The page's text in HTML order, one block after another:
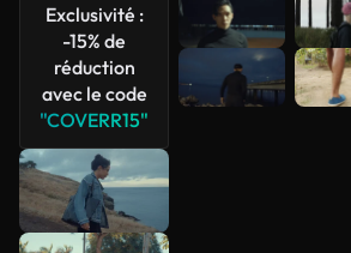
Exclusivité :
-15% de
réduction
avec le code
"COVERR15"